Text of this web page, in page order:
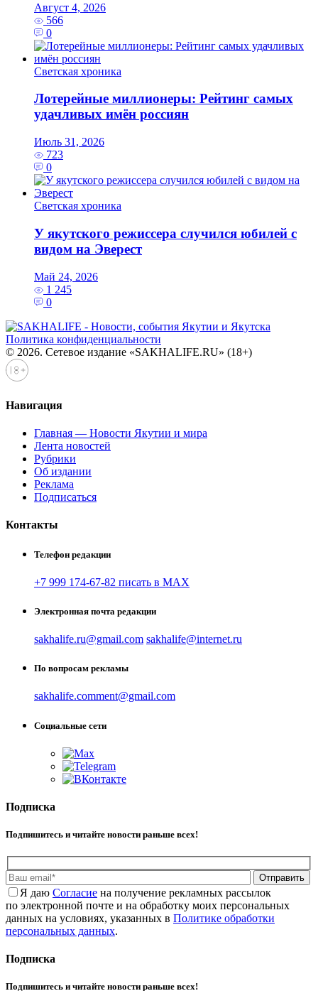
Август 4, 2026
566
0
Светская хроника
Лотерейные миллионеры: Рейтинг самых
удачливых имён россиян
Июль 31, 2026
723
0
Светская хроника
У якутского режиссера случился юбилей с
видом на Эверест
Май 24, 2026
1 245
0
Политика конфиденциальности
© 2026. Сетевое издание «SAKHALIFE.RU» (18+)
Навигация
Главная — Новости Якутии и мира
Лента новостей
Рубрики
Об издании
Реклама
Подписаться
Контакты
Телефон редакции
+7 999 174-67-82 писать в MAX
Электронная почта редакции
sakhalife.ru@gmail.com sakhalife@internet.ru
По вопросам рекламы
sakhalife.comment@gmail.com
Социальные сети
Подписка
Подпишитесь и читайте новости раньше всех!
Отправить
Я даю Cогласие на получение рекламных рассылок
по электронной почте и на обработку моих персональных
данных на условиях, указанных в Политике обработки
персональных данных.
Подписка
Подпишитесь и читайте новости раньше всех!